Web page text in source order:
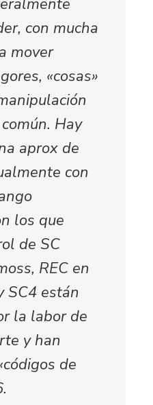
con mucha
mover
«cosas»
Hay
aprox de
con
los que
de SC
REC en
SC4 están
la labor de
y han
de